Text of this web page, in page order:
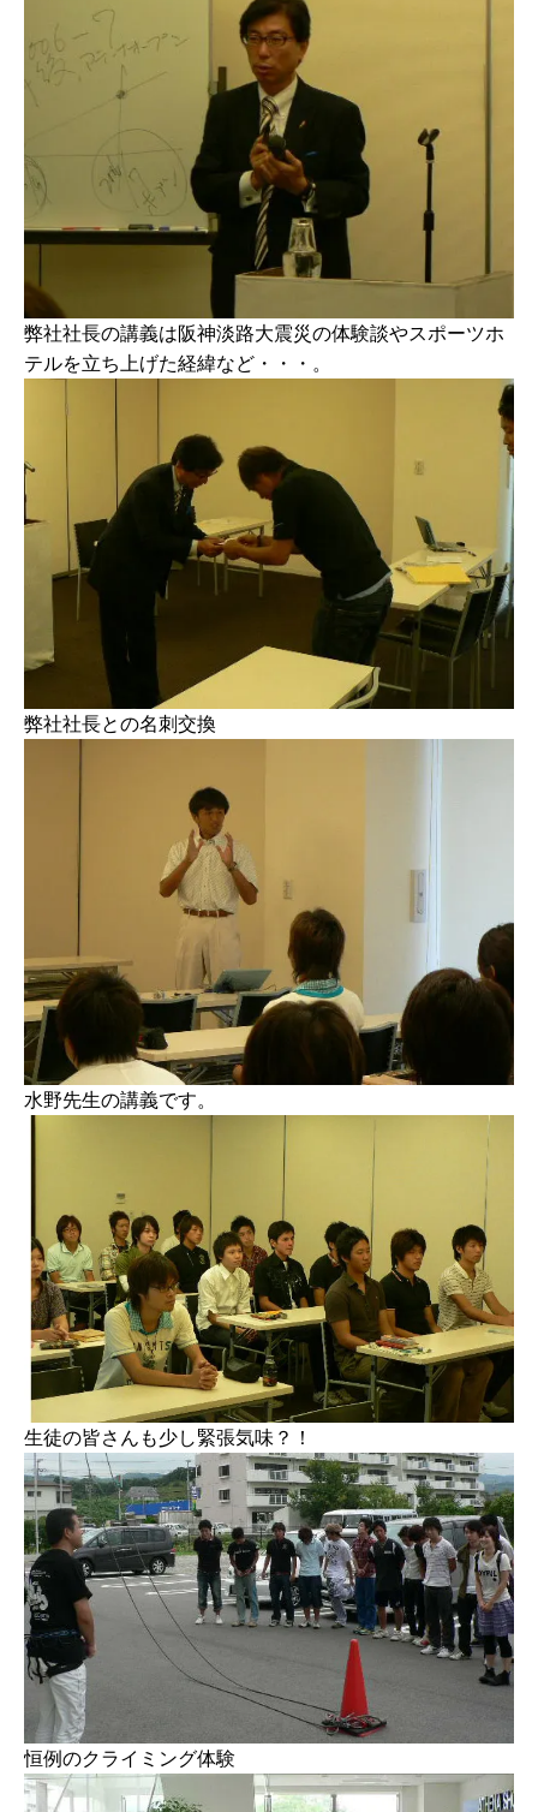
弊社社長の講義は阪神淡路大震災の体験談やスポーツホ
テルを立ち上げた経緯など・・・。
弊社社長との名刺交換
水野先生の講義です。
生徒の皆さんも少し緊張気味？！
恒例のクライミング体験